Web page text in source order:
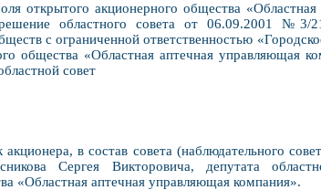
открытого акционерного общества
областного совета от 06.09.2001 №3/
с ограниченной ответственностью
общества «Областная аптечная управляющая
совет
в состав совета (наблюдательного
Сергея Викторовича, депутата
«Областная аптечная управляющая компания».